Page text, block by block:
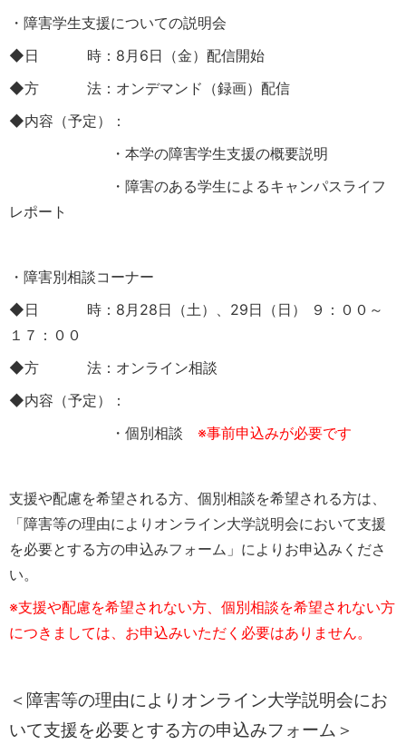
・障害学生支援についての説明会
◆日 時：8月6日（金）配信開始
◆方 法：オンデマンド（録画）配信
◆内容（予定）：
・本学の障害学生支援の概要説明
・障害のある学生によるキャンパスライフ
レポート
・障害別相談コーナー
◆日 時：8月28日（土）、29日（日） ９：００～
１７：００
◆方 法：オンライン相談
◆内容（予定）：
・個別相談 ※事前申込みが必要です
支援や配慮を希望される方、個別相談を希望される方は、
「障害等の理由によりオンライン大学説明会において支援
を必要とする方の申込みフォーム」によりお申込みくださ
い。
※支援や配慮を希望されない方、個別相談を希望されない方
につきましては、お申込みいただく必要はありません。
＜障害等の理由によりオンライン大学説明会にお
いて支援を必要とする方の申込みフォーム＞